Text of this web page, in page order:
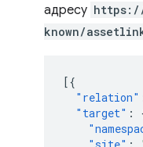
адресу https://
known/
[{
"relation"
"target" :